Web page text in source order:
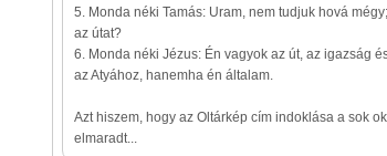
5. Monda néki Tamás: Uram, nem tudjuk hová
az útat?
6. Monda néki Jézus: Én vagyok az út, az igazság
az Atyához, hanemha én általam.
Azt hiszem, hogy az Oltárkép cím indoklása a sok
elmaradt...